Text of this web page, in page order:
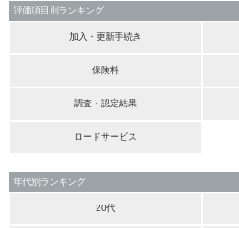
評価項目別ランキング
加入・更新手続き
保険料
調査・認定結果
ロードサービス
年代別ランキング
20代